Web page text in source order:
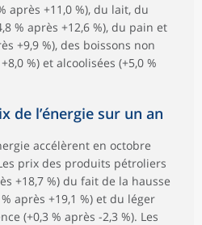
après +11,0 %), du lait, du
% après +12,6 %), du pain et
+9,9 %), des boissons non
%) et alcoolisées (+5,0 %
de l’énergie sur un an
accélèrent en octobre
prix des produits pétroliers
+18,7 %) du fait de la hausse
après +19,1 %) et du léger
(+0,3 % après -2,3 %). Les